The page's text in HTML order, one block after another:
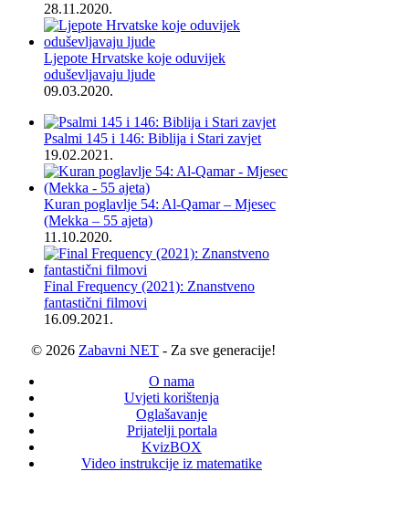
28.11.2020.
Ljepote Hrvatske koje oduvijek
oduševljavaju ljude
09.03.2020.
Psalmi 145 i 146: Biblija i Stari zavjet
19.02.2021.
Kuran poglavlje 54: Al-Qamar – Mjesec
(Mekka – 55 ajeta)
11.10.2020.
Final Frequency (2021): Znanstveno
fantastični filmovi
16.09.2021.
© 2026 Zabavni NET - Za sve generacije!
O nama
Uvjeti korištenja
Oglašavanje
Prijatelji portala
KvizBOX
Video instrukcije iz matematike